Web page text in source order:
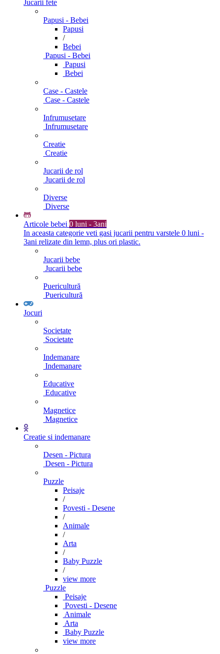
Jucarii fete
Papusi - Bebei
Papusi
/
Bebei
Papusi - Bebei
Papusi
Bebei
Case - Castele
Case - Castele
Infrumusetare
Infrumusetare
Creatie
Creatie
Jucarii de rol
Jucarii de rol
Diverse
Diverse
Articole bebei 0 luni - 3ani
In aceasta categorie veti gasi jucarii pentru varstele 0 luni -
3ani relizate din lemn, plus ori plastic.
Jucarii bebe
Jucarii bebe
Puericultură
Puericultură
Jocuri
Societate
Societate
Indemanare
Indemanare
Educative
Educative
Magnetice
Magnetice
Creatie si indemanare
Desen - Pictura
Desen - Pictura
Puzzle
Peisaje
/
Povesti - Desene
/
Animale
/
Arta
/
Baby Puzzle
/
view more
Puzzle
Peisaje
Povesti - Desene
Animale
Arta
Baby Puzzle
view more